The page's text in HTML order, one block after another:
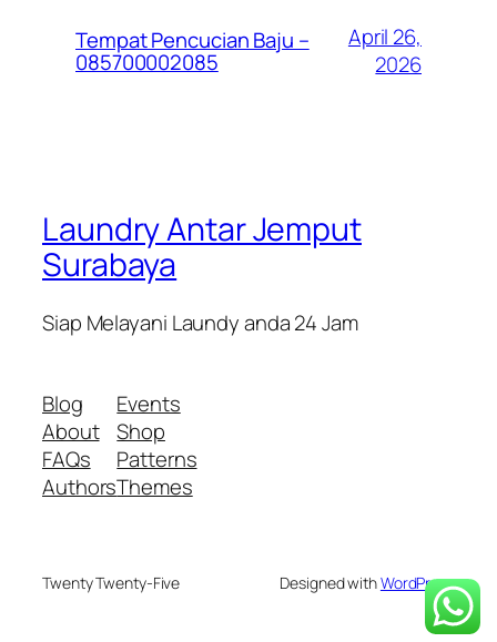
Tempat Pencucian Baju –
085700002085
April 26,
2026
Laundry Antar Jemput
Surabaya
Siap Melayani Laundy anda 24 Jam
Blog
About
FAQs
Authors
Events
Shop
Patterns
Themes
Twenty Twenty-Five Designed withWordPress